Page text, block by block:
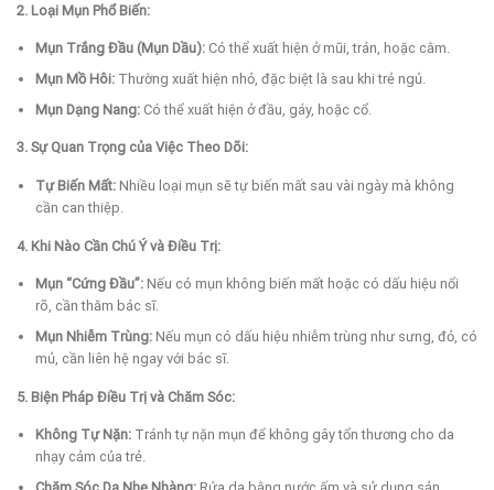
2. Loại Mụn Phổ Biến:
Mụn Trắng Đầu (Mụn Dầu):Có thể xuất hiện ở mũi, trán, hoặc cằm.
Mụn Mồ Hôi:Thường xuất hiện nhỏ, đặc biệt là sau khi trẻ ngủ.
Mụn Dạng Nang:Có thể xuất hiện ở đầu, gáy, hoặc cổ.
3. Sự Quan Trọng của Việc Theo Dõi:
Tự Biến Mất:Nhiều loại mụn sẽ tự biến mất sau vài ngày mà không
cần can thiệp.
4. Khi Nào Cần Chú Ý và Điều Trị:
Mụn “Cứng Đầu”:Nếu có mụn không biến mất hoặc có dấu hiệu nổi
rõ, cần thăm bác sĩ.
Mụn Nhiễm Trùng:Nếu mụn có dấu hiệu nhiễm trùng như sưng, đỏ, có
mủ, cần liên hệ ngay với bác sĩ.
5. Biện Pháp Điều Trị và Chăm Sóc:
Không Tự Nặn:Tránh tự nặn mụn để không gây tổn thương cho da
nhạy cảm của trẻ.